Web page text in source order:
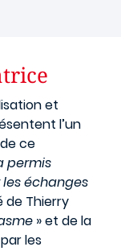
et
l’un
ce
permis
échanges
de Thierry
» et de la
les